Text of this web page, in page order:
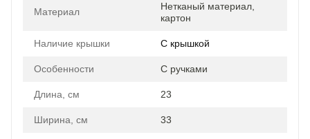
Материал
Нетканый материал,
картон
Наличие крышки С крышкой
Особенности С ручками
Длина, см 23
Ширина, см 33